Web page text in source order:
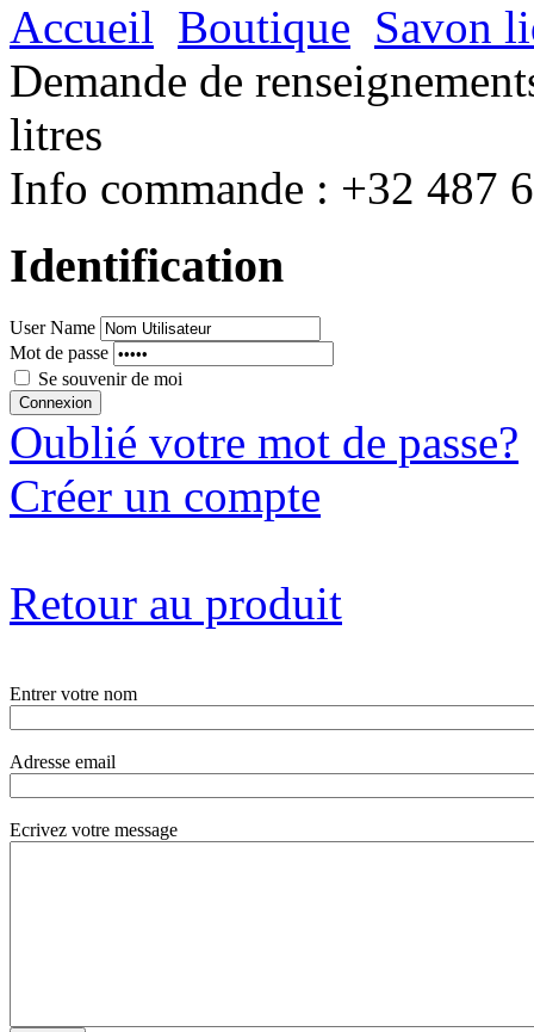
Accueil Boutique Savon
Demande de
litres
Info commande : +32 487
Identification
User Name
Mot de passe
Se souvenir de moi
Oublié votre mot de passe?
Créer un compte
Retour au produit
Entrer votre nom
Adresse email
Ecrivez votre message